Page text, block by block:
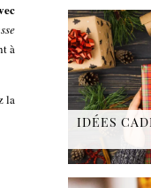
à
la
IDÉES